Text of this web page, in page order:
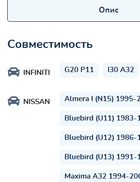
Опис
Совместимость
INFINITI G20 P11 I30 A32
NISSAN Almera I (N15) 1995-
Bluebird (U11) 1983-
Bluebird (U12) 1986-
Bluebird (U13) 1991-
Maxima A32 1994-